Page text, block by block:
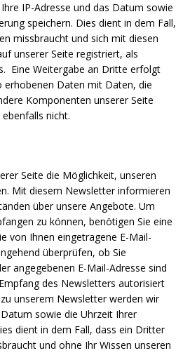
IP-Adresse und das Datum sowie
speichern. Dies dient in dem Fall,
missbraucht und sich mit diesen
unserer Seite registriert, als
Eine Weitergabe an Dritte erfolgt
erhobenen Daten mit Daten, die
Komponenten unserer Seite
nicht.
Seite die Möglichkeit, unseren
Mit diesem Newsletter informieren
über unsere Angebote. Um
zu können, benötigen Sie eine
von Ihnen eingetragene E-Mail-
überprüfen, ob Sie
angegebenen E-Mail-Adresse sind
des Newsletters autorisiert
unserem Newsletter werden wir
sowie die Uhrzeit Ihrer
dient in dem Fall, dass ein Dritter
und ohne Ihr Wissen unseren